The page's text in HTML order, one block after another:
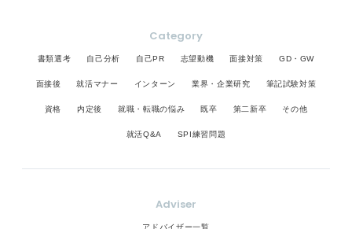
Category
書類選考 自己分析 自己PR 志望動機 面接対策 GD・GW
面接後 就活マナー インターン 業界・企業研究 筆記試験対策
資格 内定後 就職・転職の悩み 既卒 第二新卒 その他
就活Q&A SPI練習問題
Adviser
アドバイザー一覧